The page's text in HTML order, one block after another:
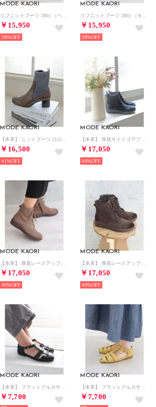
MODE KAORI
￥15,950
38%
MODE KAORI
￥15,950
38%
MODE KAORI
￥16,500
41%
MODE KAORI
￥17,050
40%
MODE KAORI
￥17,050
40%
MODE KAORI
￥17,050
40%
MODE KAORI
￥7,700
MODE KAORI
￥7,700